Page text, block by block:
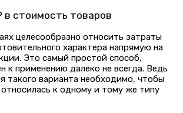
стоимость товаров
целесообразно относить затраты
характера напрямую на
Это самый простой способ,
к применению далеко не всегда. Ведь
такого варианта необходимо, чтобы
к одному и тому же типу